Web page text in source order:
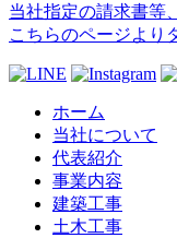
当社指定の請求書等
こちらのページより
ホーム
当社について
代表紹介
事業内容
建築工事
土木工事